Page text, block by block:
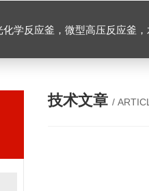
化学反应釜，微型高压反应釜
技术文章 /